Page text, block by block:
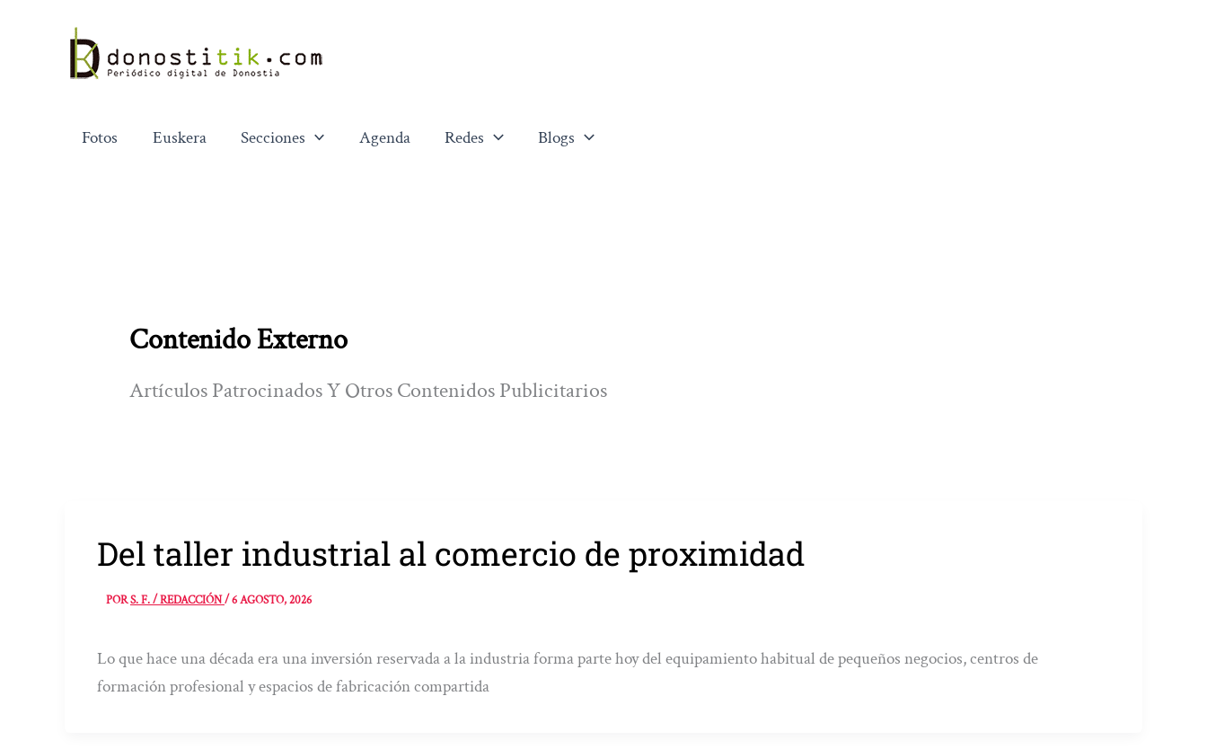
contenido
Fotos Euskera Secciones Agenda Redes Blogs
Contenido Externo
Artículos Patrocinados Y Otros Contenidos Publicitarios
Del taller industrial al comercio de proximidad
PORS. F. / REDACCIÓN/6 AGOSTO, 2026
Lo que hace una década era una inversión reservada a la industria forma parte hoy del equipamiento habitual de pequeños negocios, centros de
formación profesional y espacios de fabricación compartida